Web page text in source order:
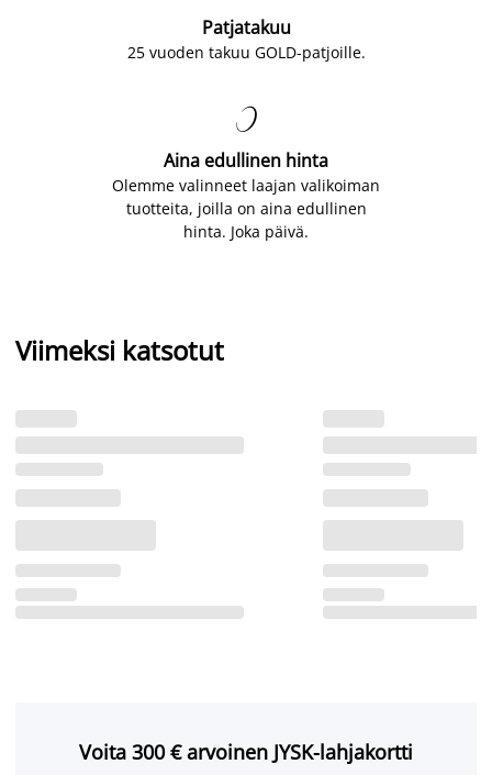
Patjatakuu
25 vuoden takuu GOLD-patjoille.

Aina edullinen hinta
Olemme valinneet laajan valikoiman
tuotteita, joilla on aina edullinen
hinta. Joka päivä.
Viimeksi katsotut
Voita 300 € arvoinen JYSK-lahjakortti